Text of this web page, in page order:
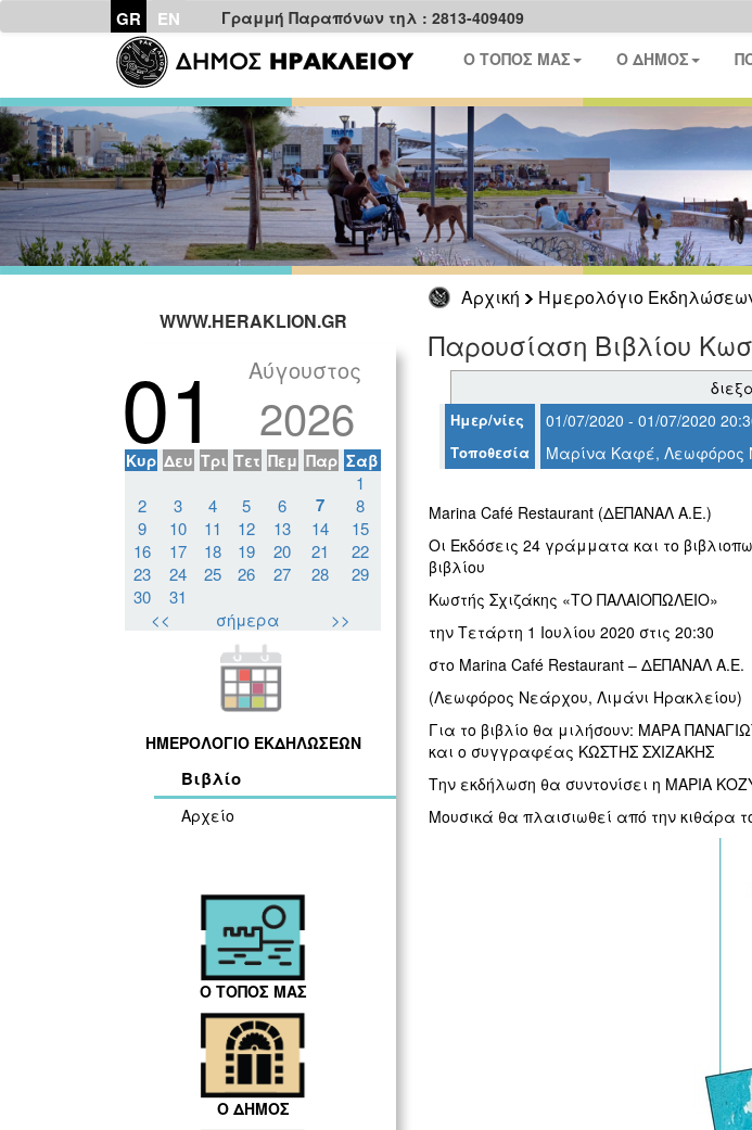
GR EN Γραμμή Παραπόνων τηλ : 2813-409409
Ο ΤΟΠΟΣ ΜΑΣ Ο ΔΗΜΟΣ
Αρχική Ημερολόγιο
WWW.HERAKLION.GR
01 Αύγουστος
2026
Κυρ Δευ Τρι Τετ Πεμ Παρ Σαβ
1
2
3 4 5 6 7
8
9
10 11 12 13 14
15
16
17 18 19 20 21
22
23
24 25 26 27 28
29
30
31
<<
σήμερα >>
ΗΜΕΡΟΛΟΓΙΟ ΕΚΔΗΛΩΣΕΩΝ
Βιβλίο
Αρχείο
Ο ΤΟΠΟΣ ΜΑΣ
Ο ΔΗΜΟΣ
Παρουσίαση Βιβλίου
Ημερ/νίες 01/07/2020 - 01/07/2020
Τοποθεσία Μαρίνα Καφέ, Λεωφόρος
Marina Café Restaurant (ΔΕΠΑΝΑΛ Α.Ε.)
Οι Εκδόσεις 24 γράμματα και το
βιβλίου
Κωστής Σχιζάκης «ΤΟ ΠΑΛΑΙΟΠΩΛΕΙΟ»
την Τετάρτη 1 Ιουλίου 2020 στις 20:30
στο Marina Café Restaurant – ΔΕΠΑΝΑΛ Α.Ε.
(Λεωφόρος Νεάρχου, Λιμάνι Ηρακλείου)
Για το βιβλίο θα μιλήσουν: ΜΑΡΑ
και ο συγγραφέας ΚΩΣΤΗΣ ΣΧΙΖΑΚΗΣ
Την εκδήλωση θα συντονίσει η ΜΑΡΙΑ
Μουσικά θα πλαισιωθεί από την